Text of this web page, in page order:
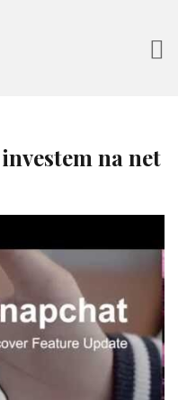
investem na net